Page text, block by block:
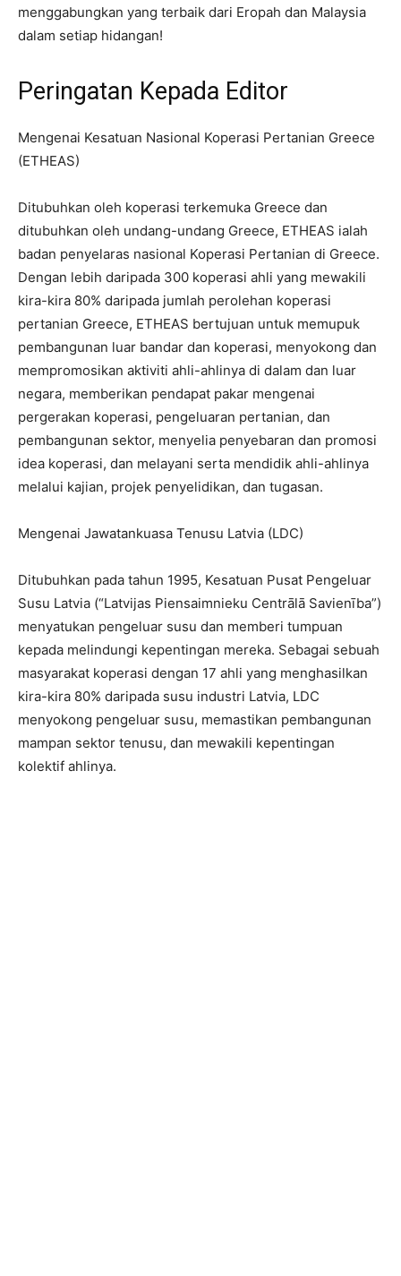
menggabungkan yang terbaik dari Eropah dan Malaysia
dalam setiap hidangan!
Peringatan Kepada Editor
Mengenai Kesatuan Nasional Koperasi Pertanian Greece
(ETHEAS)
Ditubuhkan oleh koperasi terkemuka Greece dan
ditubuhkan oleh undang-undang Greece, ETHEAS ialah
badan penyelaras nasional Koperasi Pertanian di Greece.
Dengan lebih daripada 300 koperasi ahli yang mewakili
kira-kira 80% daripada jumlah perolehan koperasi
pertanian Greece, ETHEAS bertujuan untuk memupuk
pembangunan luar bandar dan koperasi, menyokong dan
mempromosikan aktiviti ahli-ahlinya di dalam dan luar
negara, memberikan pendapat pakar mengenai
pergerakan koperasi, pengeluaran pertanian, dan
pembangunan sektor, menyelia penyebaran dan promosi
idea koperasi, dan melayani serta mendidik ahli-ahlinya
melalui kajian, projek penyelidikan, dan tugasan.
Mengenai Jawatankuasa Tenusu Latvia (LDC)
Ditubuhkan pada tahun 1995, Kesatuan Pusat Pengeluar
Susu Latvia (“Latvijas Piensaimnieku Centrālā Savienība”)
menyatukan pengeluar susu dan memberi tumpuan
kepada melindungi kepentingan mereka. Sebagai sebuah
masyarakat koperasi dengan 17 ahli yang menghasilkan
kira-kira 80% daripada susu industri Latvia, LDC
menyokong pengeluar susu, memastikan pembangunan
mampan sektor tenusu, dan mewakili kepentingan
kolektif ahlinya.